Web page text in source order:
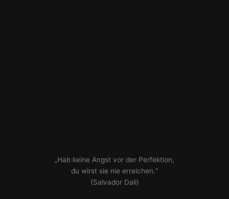
„Hab keine Angst vor der Perfektion,
du wirst sie nie erreichen.“
(Salvador Dali)